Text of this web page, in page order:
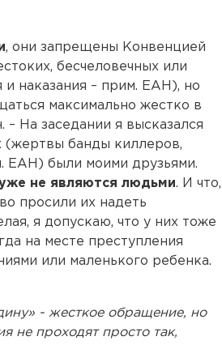
, они запрещены Конвенцией
бесчеловечных или
наказания – прим. ЕАН), но
максимально жестко в
– На заседании я высказался
(жертвы банды киллеров,
ЕАН) были моими друзьями.
не являются людьми. И что,
просили их надеть
я допускаю, что у них тоже
на месте преступления
или маленького ребенка.
- жесткое обращение, но
не проходят просто так,